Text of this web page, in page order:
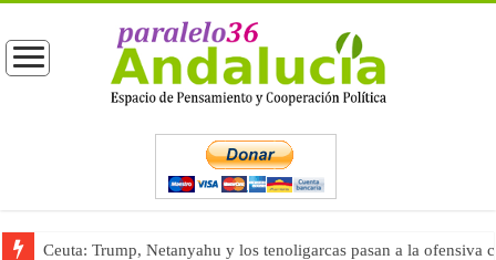
Ceuta: Trump, Netanyahu y los tenoligarcas pasan a la ofensiva